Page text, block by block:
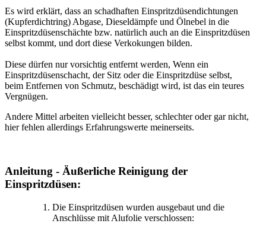
Es wird erklärt, dass an schadhaften Einspritzdüsendichtungen
(Kupferdichtring) Abgase, Dieseldämpfe und Ölnebel in die
Einspritzdüsenschächte bzw. natürlich auch an die Einspritzdüsen
selbst kommt, und dort diese Verkokungen bilden.
Diese dürfen nur vorsichtig entfernt werden, Wenn ein
Einspritzdüsenschacht, der Sitz oder die Einspritzdüse selbst,
beim Entfernen von Schmutz, beschädigt wird, ist das ein teures
Vergnügen.
Andere Mittel arbeiten vielleicht besser, schlechter oder gar nicht,
hier fehlen allerdings Erfahrungswerte meinerseits.
Anleitung - Äußerliche Reinigung der
Einspritzdüsen:
Die Einspritzdüsen wurden ausgebaut und die
Anschlüsse mit Alufolie verschlossen: